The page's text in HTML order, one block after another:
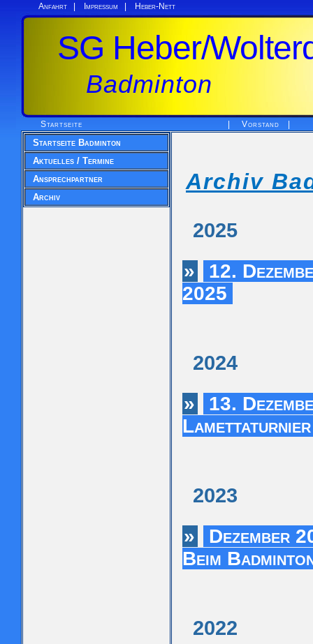
Anfahrt Impressum Heber-Nett
SG Heber/
Badminton
Startseite Vorstand
Startseite Badminton
Aktuelles / Termine
Ansprechpartner
Archiv
Archiv
2025
»
12.
2025
2024
»
13.
2023
»
Dezember
Beim
2022